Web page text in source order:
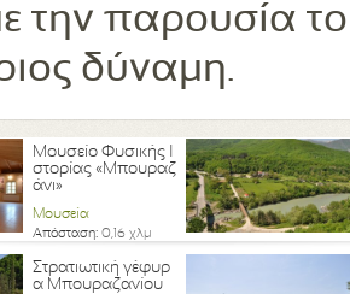
την παρουσία
δύναμη.
Μουσείο Φυσικής Ι
στορίας «Μπουραζ
άνι»
Μουσεία
Απόσταση: 0,16 χλμ
Στρατιωτική γέφυρ
α Μπουραζανίου